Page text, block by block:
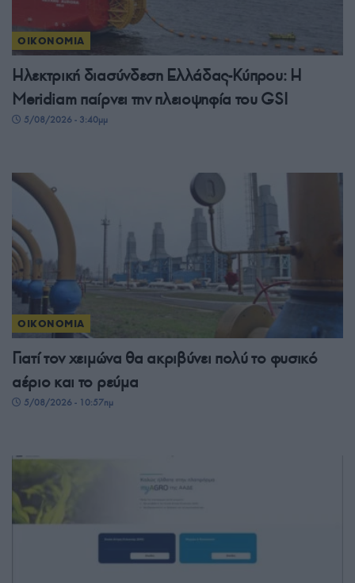
ΟΙΚΟΝΟΜΙΑ
Ηλεκτρική διασύνδεση Ελλάδας-Κύπρου: Η
Meridiam παίρνει την πλειοψηφία του GSI
5/08/2026 - 3:40μμ
ΟΙΚΟΝΟΜΙΑ
Γιατί τον χειμώνα θα ακριβύνει πολύ το φυσικό
αέριο και το ρεύμα
5/08/2026 - 10:57πμ